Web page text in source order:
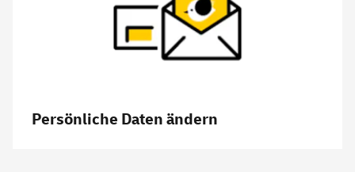
Persönliche Daten ändern